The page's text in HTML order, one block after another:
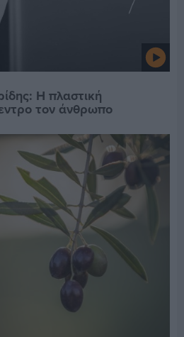
Η πλαστική
τον άνθρωπο